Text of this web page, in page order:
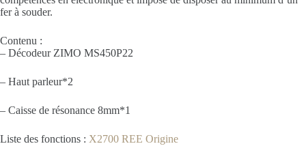
fer à souder.
Contenu :
– Décodeur ZIMO MS450P22
– Haut parleur*2
– Caisse de résonance 8mm*1
Liste des fonctions : X2700 REE Origine